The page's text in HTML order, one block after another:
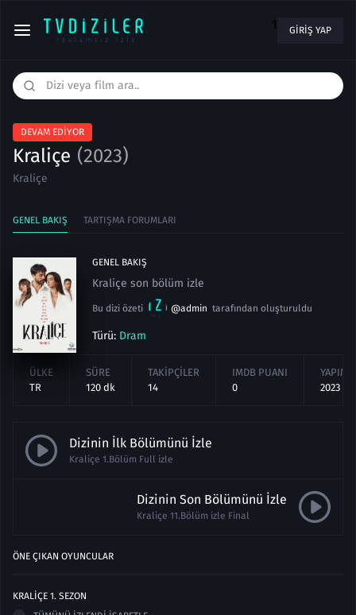
1 GIRIŞ YAP
DEVAM EDIYOR
Kraliçe (2023)
Kraliçe
GENEL BAKIŞ TARTIŞMA FORUMLARI
GENEL BAKIŞ
Kraliçe son bölüm izle
Bu dizi özeti @admin tarafından oluşturuldu
Türü: Dram
ÜLKE
TR
SÜRE
120 dk
TAKIPÇILER
14
IMDB PUANI
0
YAPIM
2023
Dizinin İlk Bölümünü İzle
Kraliçe 1.Bölüm Full izle
Dizinin Son Bölümünü İzle
Kraliçe 11.Bölüm izle Final
ÖNE ÇIKAN OYUNCULAR
KRALIÇE 1. SEZON